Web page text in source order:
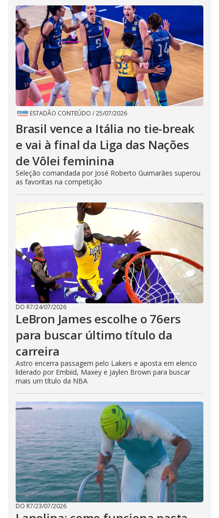
ESTADÃO CONTEÚDO /25/07/2026
Brasil vence a Itália no tie-break
e vai à final da Liga das Nações
de Vôlei feminina
Seleção comandada por José Roberto Guimarães superou
as favoritas na competição
DO R7/24/07/2026
LeBron James escolhe o 76ers
para buscar último título da
carreira
Astro encerra passagem pelo Lakers e aposta em elenco
liderado por Embiid, Maxey e Jaylen Brown para buscar
mais um título da NBA
DO R7/23/07/2026